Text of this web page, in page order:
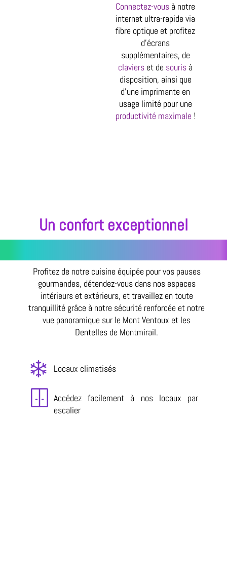
Connectez-vous à notre
internet ultra-rapide via
fibre optique et profitez
d'écrans
supplémentaires, de
claviers et de souris à
disposition, ainsi que
d'une imprimante en
usage limité pour une
productivité maximale !
Un confort exceptionnel
Profitez de notre cuisine équipée pour vos pauses
gourmandes, détendez-vous dans nos espaces
intérieurs et extérieurs, et travaillez en toute
tranquillité grâce à notre sécurité renforcée et notre
vue panoramique sur le Mont Ventoux et les
Dentelles de Montmirail.
Locaux climatisés
Accédez facilement à nos locaux par
escalier